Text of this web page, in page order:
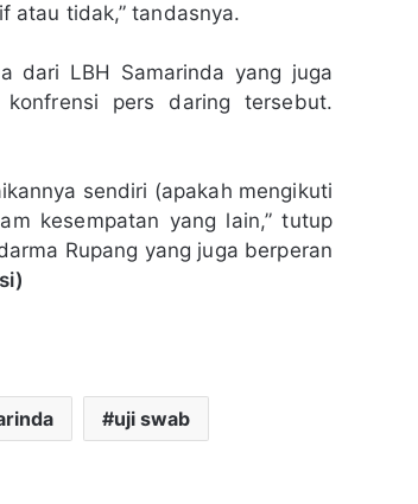
atau tidak,” tandasnya.
dari LBH Samarinda yang juga
pers daring tersebut.
sendiri (apakah mengikuti
kesempatan yang lain,” tutup
Rupang yang juga berperan
uji swab